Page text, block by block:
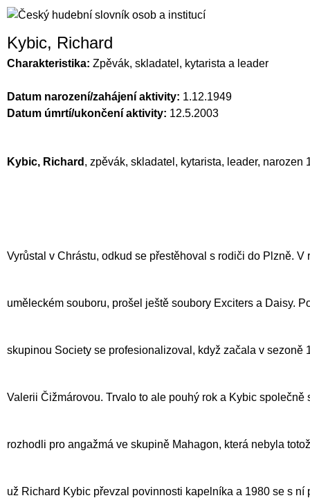
Kybic, Richard
Charakteristika: Zpěvák, skladatel, kytarista a leader
Datum narození/zahájení aktivity: 1.12.1949
Datum úmrtí/ukončení aktivity: 12.5.2003
Kybic, Richard , zpěvák, skladatel, kytarista, leader,
Vyrůstal v Chrástu, odkud se přestěhoval s rodiči do Plzně.
uměleckém souboru, prošel ještě soubory Exciters a Daisy.
skupinou Society se profesionalizoval, když začala v
Valerii Čižmárovou. Trvalo to ale pouhý rok a Kybic
rozhodli pro angažmá ve skupině Mahagon, která nebyla
už Richard Kybic převzal povinnosti kapelníka a 1980 se s